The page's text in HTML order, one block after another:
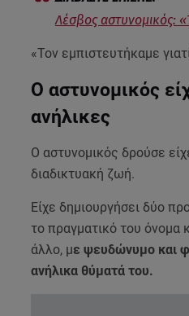
Λέσβος αστυνομικός:
«Τον εμπιστευτήκαμε
Ο αστυνομικός
ανήλικες
Ο αστυνομικός δρούσε
διαδικτυακή ζωή.
Είχε δημιουργήσει δύο
το πραγματικό του όνομα
άλλο, με ψευδώνυμο και
ανήλικα θύματά του.